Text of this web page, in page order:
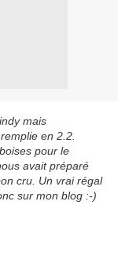
mais
en 2.2.
pour le
avait préparé
cru. Un vrai régal
sur mon blog :-)